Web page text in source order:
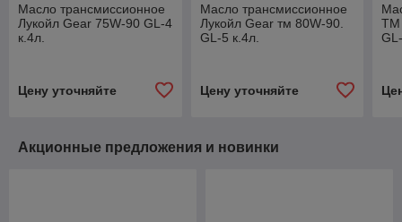
Масло трансмиссионное
Лукойл Gear 75W-90 GL-4
к.4л.
Цену уточняйте
Масло трансмиссионное
Лукойл Gear тм 80W-90.
GL-5 к.4л.
Цену уточняйте
ТМ
Акционные предложения и новинки